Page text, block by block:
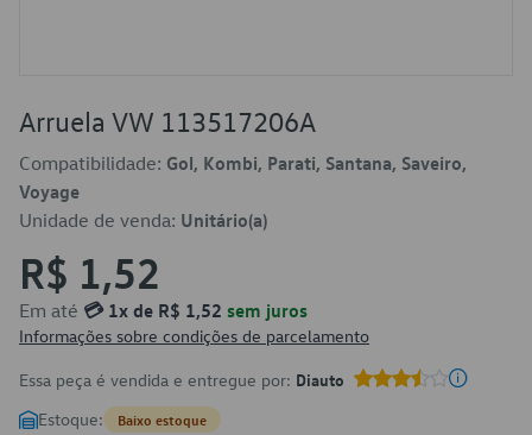
Arruela VW 113517206A
Compatibilidade: Gol, Kombi, Parati, Santana, Saveiro,
Voyage
Unidade de venda: Unitário(a)
R$ 1,52
Em até 💳 1x de R$ 1,52 sem juros
Informações sobre condições de parcelamento
Essa peça é vendida e entregue por: Diauto
Estoque: Baixo estoque